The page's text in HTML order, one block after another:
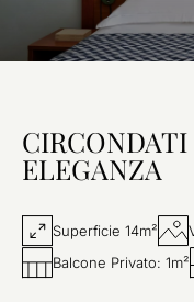
ELEGANZA
Superficie 14m²
Balcone Privato: 1m²